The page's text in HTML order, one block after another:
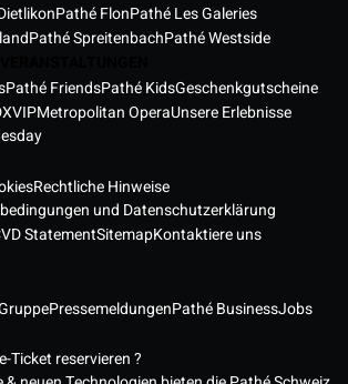
Pathé FlonPathé Les Galeries
Pathé SpreitenbachPathé Westside
Pathé FriendsPathé KidsGeschenkgutscheine
VIPMetropolitan OperaUnsere Erlebnisse
Rechtliche Hinweise
und Datenschutzerklärung
StatementSitemapKontaktiere uns
PressemeldungenPathé BusinessJobs
Ticket reservieren ?